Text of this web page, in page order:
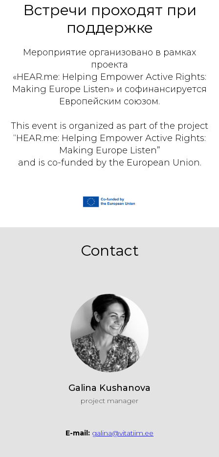
Встречи проходят при
поддержке
Мероприятие организовано в рамках
проекта
«HEAR.me: Helping Empower Active Rights:
Making Europe Listen» и софинансируется
Европейским союзом.
This event is organized as part of the project
“HEAR.me: Helping Empower Active Rights:
Making Europe Listen”
and is co-funded by the European Union.
Contact
Galina Kushanova
project manager
E-mail: galina@vitatiim.ee